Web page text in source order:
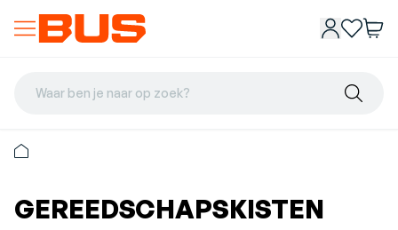
Waar ben je naar op zoek?
GEREEDSCHAPSKISTEN